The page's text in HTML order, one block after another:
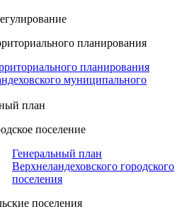
планирования
планирования
муниципального
план
поселение
Генеральный план
Верхнеландеховского городского
поселения
поселения